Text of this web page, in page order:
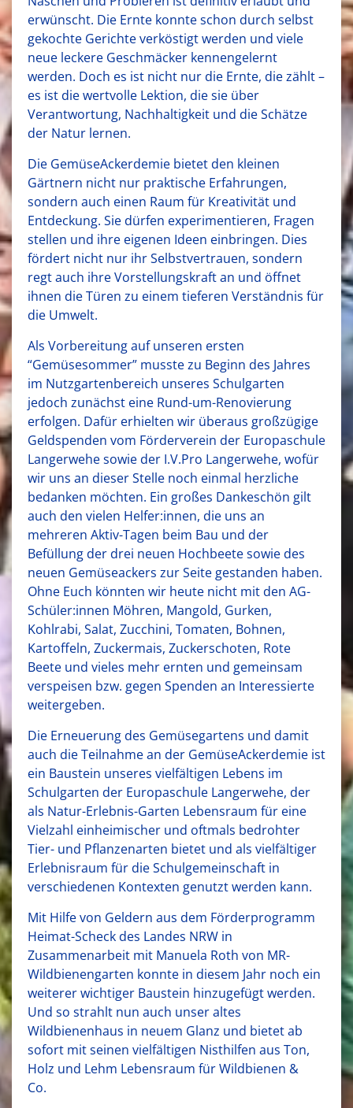
erwünscht. Die Ernte konnte schon durch selbst
gekochte Gerichte verköstigt werden und viele
neue leckere Geschmäcker kennengelernt
werden. Doch es ist nicht nur die Ernte, die zählt –
es ist die wertvolle Lektion, die sie über
Verantwortung, Nachhaltigkeit und die Schätze
der Natur lernen.
Die GemüseAckerdemie bietet den kleinen
Gärtnern nicht nur praktische Erfahrungen,
sondern auch einen Raum für Kreativität und
Entdeckung. Sie dürfen experimentieren, Fragen
stellen und ihre eigenen Ideen einbringen. Dies
fördert nicht nur ihr Selbstvertrauen, sondern
regt auch ihre Vorstellungskraft an und öffnet
ihnen die Türen zu einem tieferen Verständnis für
die Umwelt.
Als Vorbereitung auf unseren ersten
“Gemüsesommer” musste zu Beginn des Jahres
im Nutzgartenbereich unseres Schulgarten
jedoch zunächst eine Rund-um-Renovierung
erfolgen. Dafür erhielten wir überaus großzügige
Geldspenden vom Förderverein der Europaschule
Langerwehe sowie der I.V.Pro Langerwehe, wofür
wir uns an dieser Stelle noch einmal herzliche
bedanken möchten. Ein großes Dankeschön gilt
auch den vielen Helfer:innen, die uns an
mehreren Aktiv-Tagen beim Bau und der
Befüllung der drei neuen Hochbeete sowie des
neuen Gemüseackers zur Seite gestanden haben.
Ohne Euch könnten wir heute nicht mit den AG-
Schüler:innen Möhren, Mangold, Gurken,
Kohlrabi, Salat, Zucchini, Tomaten, Bohnen,
Kartoffeln, Zuckermais, Zuckerschoten, Rote
Beete und vieles mehr ernten und gemeinsam
verspeisen bzw. gegen Spenden an Interessierte
weitergeben.
Die Erneuerung des Gemüsegartens und damit
auch die Teilnahme an der GemüseAckerdemie ist
ein Baustein unseres vielfältigen Lebens im
Schulgarten der Europaschule Langerwehe, der
als Natur-Erlebnis-Garten Lebensraum für eine
Vielzahl einheimischer und oftmals bedrohter
Tier- und Pflanzenarten bietet und als vielfältiger
Erlebnisraum für die Schulgemeinschaft in
verschiedenen Kontexten genutzt werden kann.
Mit Hilfe von Geldern aus dem Förderprogramm
Heimat-Scheck des Landes NRW in
Zusammenarbeit mit Manuela Roth von MR-
Wildbienengarten konnte in diesem Jahr noch ein
weiterer wichtiger Baustein hinzugefügt werden.
Und so strahlt nun auch unser altes
Wildbienenhaus in neuem Glanz und bietet ab
sofort mit seinen vielfältigen Nisthilfen aus Ton,
Holz und Lehm Lebensraum für Wildbienen &
Co.